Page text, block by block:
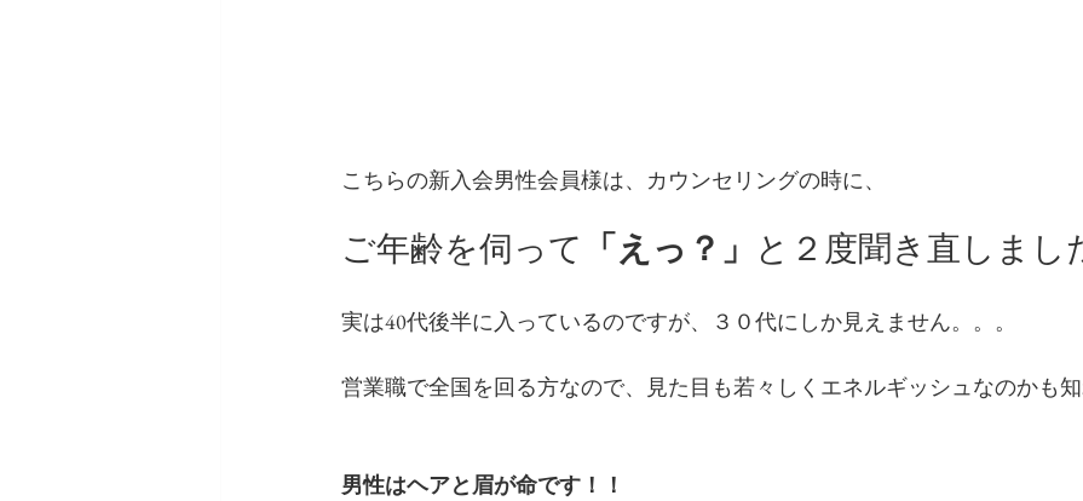
こちらの新入会男性会員様は、カウンセリングの時に、
ご年齢を伺って 「えっ？」 と２度聞き直しまし
実は40代後半に入っているのですが、３０代にしか見えません。。。
営業職で全国を回る方なので、見た目も若々しくエネルギッシュなのかも知
男性はヘアと眉が命です！！